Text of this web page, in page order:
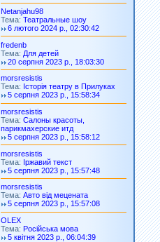
Netanjahu98
Тема: Театральные шоу
6 лютого 2024 р., 02:30:42
fredenb
Тема: Для детей
20 серпня 2023 р., 18:03:30
morsresistis
Тема: Історія театру в Прилуках
5 серпня 2023 р., 15:58:34
morsresistis
Тема: Салоны красоты,
парикмахерские итд
5 серпня 2023 р., 15:58:12
morsresistis
Тема: Іржавий текст
5 серпня 2023 р., 15:57:48
morsresistis
Тема: Авто від мецената
5 серпня 2023 р., 15:57:08
OLEX
Тема: Російська мова
5 квітня 2023 р., 06:04:39